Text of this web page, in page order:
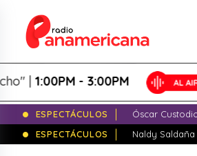
|1:00PM - 3:00PM
ESPECTÁCULOS
Óscar
ESPECTÁCULOS
Naldy